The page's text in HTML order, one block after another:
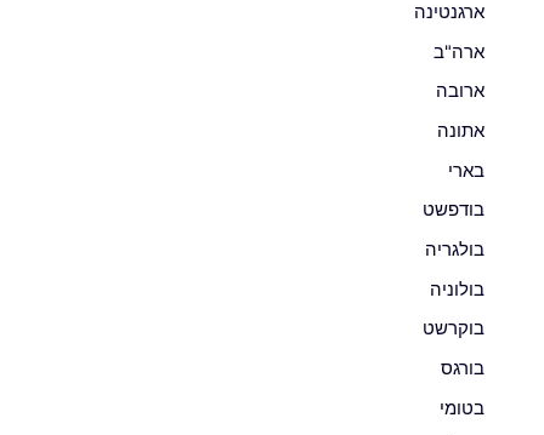
ארגנטינה
ארה"ב
ארובה
אתונה
בארי
בודפשט
בולגריה
בולוניה
בוקרשט
בורגס
בטומי